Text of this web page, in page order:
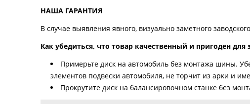
НАША ГАРАНТИЯ
В случае выявления явного, визуально заметного
Как убедиться, что товар качественный и пригоден для
Примерьте диск на автомобиль без монтажа шины.
элементов подвески автомобиля, не торчит из арки и
Прокрутите диск на балансировочном станке без